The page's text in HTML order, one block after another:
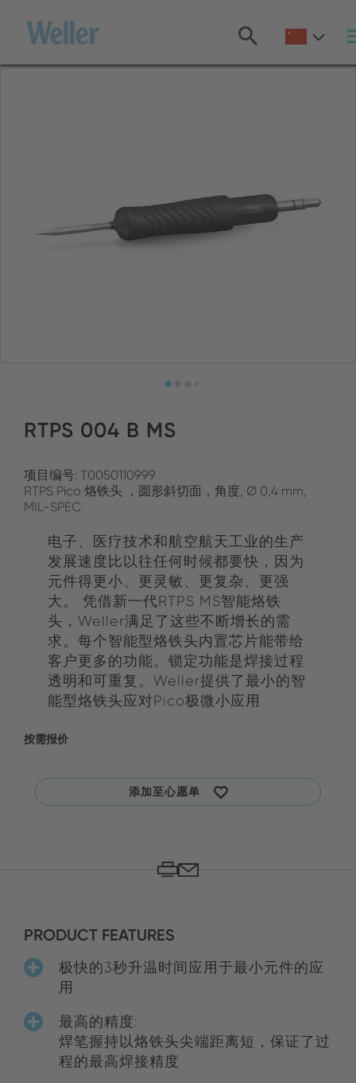
主
RTPS 004 B MS
项目编号: T0050110999
RTPS Pico 烙铁头 ，圆形斜切面，角度, Ø 0,4 mm,
MIL-SPEC
电子、医疗技术和航空航天工业的生产
发展速度比以往任何时候都要快，因为
元件得更小、更灵敏、更复杂、更强
大。 凭借新一代RTPS MS智能烙铁
头，Weller满足了这些不断增长的需
求。每个智能型烙铁头内置芯片能带给
客户更多的功能。锁定功能是焊接过程
透明和可重复。Weller提供了最小的智
能型烙铁头应对Pico极微小应用
按需报价
添加至心愿单
PRODUCT FEATURES
极快的3秒升温时间应用于最小元件的应
用
最高的精度:
焊笔握持以烙铁头尖端距离短，保证了过
程的最高焊接精度